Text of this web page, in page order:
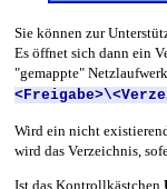
Sie können zur
Es öffnet sich dann ein
"gemappte"
Wird ein nicht
wird das Verzeichnis,
Ist das Kontrollkästchen